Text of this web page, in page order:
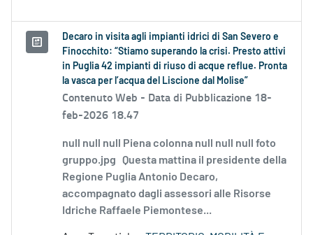
Decaro in visita agli impianti idrici di San Severo e
Finocchito: “Stiamo superando la crisi. Presto attivi
in Puglia 42 impianti di riuso di acque reflue. Pronta
la vasca per l’acqua del Liscione dal Molise”
Contenuto Web - Data di Pubblicazione 18-
feb-2026 18.47
null null null Piena colonna null null null foto
gruppo.jpg Questa mattina il presidente della
Regione Puglia Antonio Decaro,
accompagnato dagli assessori alle Risorse
Idriche Raffaele Piemontese...